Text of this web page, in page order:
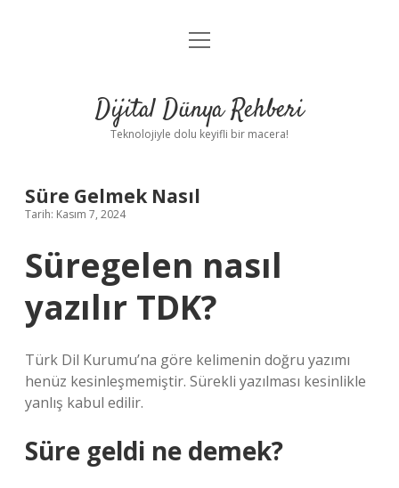
Anasayfa
Yasal Uyarı
menüyü
Dijital Dünya Rehberi
Teknolojiyle dolu keyifli bir macera!
Süre Gelmek Nasıl
Tarih: Kasım 7, 2024
Süregelen nasıl
yazılır TDK?
Türk Dil Kurumu’na göre kelimenin doğru yazımı
henüz kesinleşmemiştir. Sürekli yazılması kesinlikle
yanlış kabul edilir.
Süre geldi ne demek?